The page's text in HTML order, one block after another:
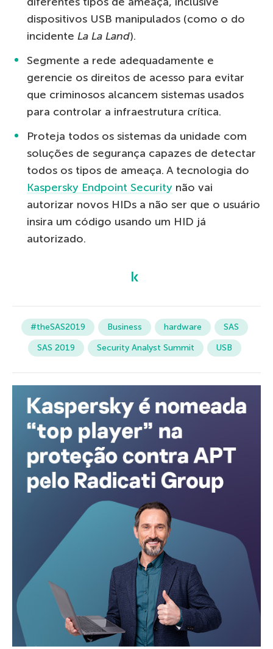
dispositivos USB manipulados (como o do
incidente La La Land).
Segmente a rede adequadamente e
gerencie os direitos de acesso para evitar
que criminosos alcancem sistemas usados
para controlar a infraestrutura crítica.
Proteja todos os sistemas da unidade com
soluções de segurança capazes de detectar
todos os tipos de ameaça. A tecnologia do
Kaspersky Endpoint Security não vai
autorizar novos HIDs a não ser que o usuário
insira um código usando um HID já
autorizado.
#theSAS2019 Business hardware
SAS
SAS 2019
Security Analyst Summit USB